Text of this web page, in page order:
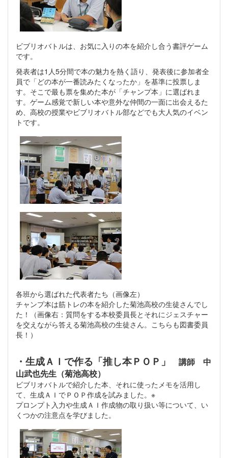
ビブリオバトルは、お気に入りの本を紹介し合う書評ゲーム
です。
発表者は1人5分間で本の魅力を熱く語り、発表後に参加者全
員で「どの本が一番読みたくなったか」を基準に投票しま
す。そこで最も票を集めた本が「チャンプ本」に選ばれま
す。ゲーム感覚で新しい本や意外な仲間の一面に出会えるた
め、高校の授業やビブリオバトル部などでも大人気のイベン
トです。
各班から選ばれた代表者たち（画像左）
チャンプ本は筋トレの本を紹介した菊池高校の生徒さんでし
た！（画像右：質問をする本校委員長とそれにジェスチャー
を交えながら答える菊池高校の生徒さん。こちらも図書委員
長！）
・生成ＡＩで作る「推し本ＰＯＰ」
講師 中
山武也先生（菊池高校）
ビブリオバトルで紹介した本、それに使ったメモを活用し
て、生成ＡＩでＰＯＰ作成を試みました。※
プロンプト入力や生成ＡＩ作成物の取り扱い等について、い
くつかの注意点を学びました。